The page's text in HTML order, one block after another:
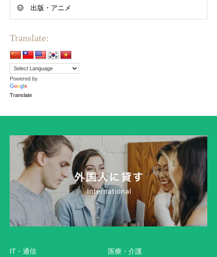
出版・アニメ
Translate:
Powered by
Translate
IT・通信 医療・介護